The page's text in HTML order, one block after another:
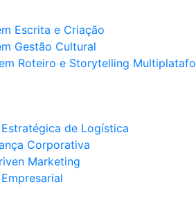
Escrita e Criação
Gestão Cultural
Roteiro e Storytelling
de Logística
Corporativa
Marketing